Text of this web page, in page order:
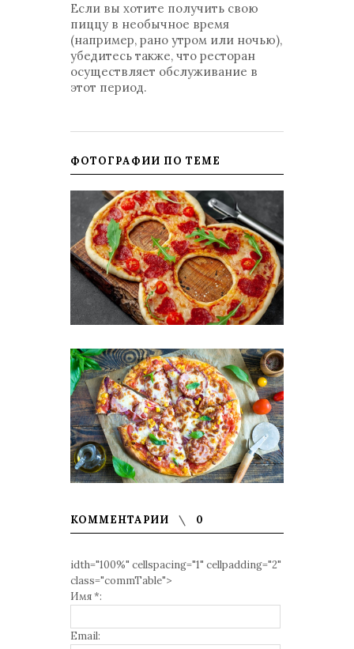
Если вы хотите получить свою
пиццу в необычное время
(например, рано утром или ночью),
убедитесь также, что ресторан
осуществляет обслуживание в
этот период.
ФОТОГРАФИИ ПО ТЕМЕ
КОММЕНТАРИИ 0
idth="100%" cellspacing="1" cellpadding="2"
class="commTable">
Имя *:
Email: